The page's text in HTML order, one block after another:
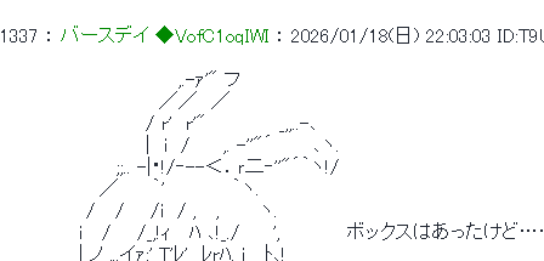
1337 ： バースデイ ◆VofC1oqIWI ： 2026/01/18(日) 22:03:03
,.-ｧ'" フ
／／　／
/ r'　r'"　　 　　　_,,..-､
|　i　/　　 ,. -''"´　　　､ヽ.
;;.. -|・!/‐--＜．ｒ二‐''"´｀ヽ!/
／　　 ｀'　　　　　｀ヽ.
/　 / 　 /i　/ ,　 ,　　　ヽ.
i　 / 　 /_,!ｨ 　ﾊ ､!_./　　 ',　　　　　ボックスはあったけ
| ノ_,..イｧ;' T'ﾚ'　ﾚrﾊ. i 　ﾄ､!